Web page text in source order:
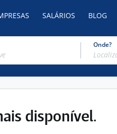
SALÁRIOS BLOG
Onde?
disponível.